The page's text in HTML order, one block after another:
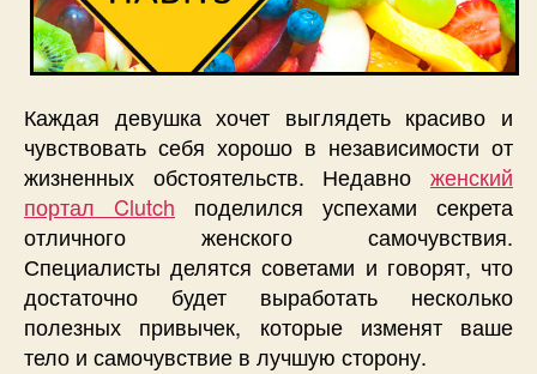
Каждая девушка хочет выглядеть красиво и
чувствовать себя хорошо в независимости от
жизненных обстоятельств. Недавно женский
портал Clutch поделился успехами секрета
отличного женского самочувствия.
Специалисты делятся советами и говорят, что
достаточно будет выработать несколько
полезных привычек, которые изменят ваше
тело и самочувствие в лучшую сторону.